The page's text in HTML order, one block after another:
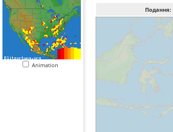
Animation
Подання: